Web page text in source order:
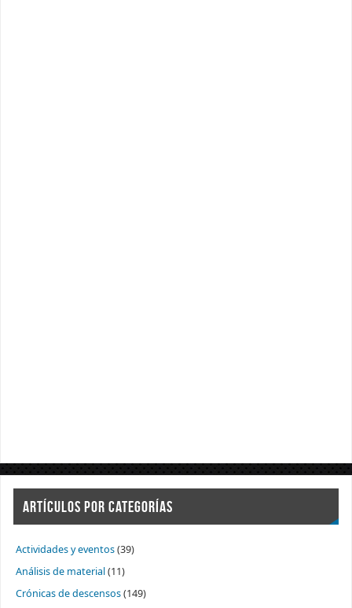
ARTÍCULOS POR CATEGORÍAS
Actividades y eventos(39)
Análisis de material(11)
Crónicas de descensos(149)